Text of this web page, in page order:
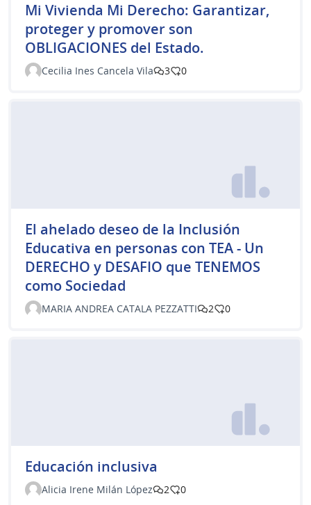
Mi Vivienda Mi Derecho: Garantizar,
proteger y promover son
OBLIGACIONES del Estado.
Cecilia Ines Cancela Vila 3 0
El ahelado deseo de la Inclusión
Educativa en personas con TEA - Un
DERECHO y DESAFIO que TENEMOS
como Sociedad
MARIA ANDREA CATALA PEZZATTI 2 0
Educación inclusiva
Alicia Irene Milán López 2 0